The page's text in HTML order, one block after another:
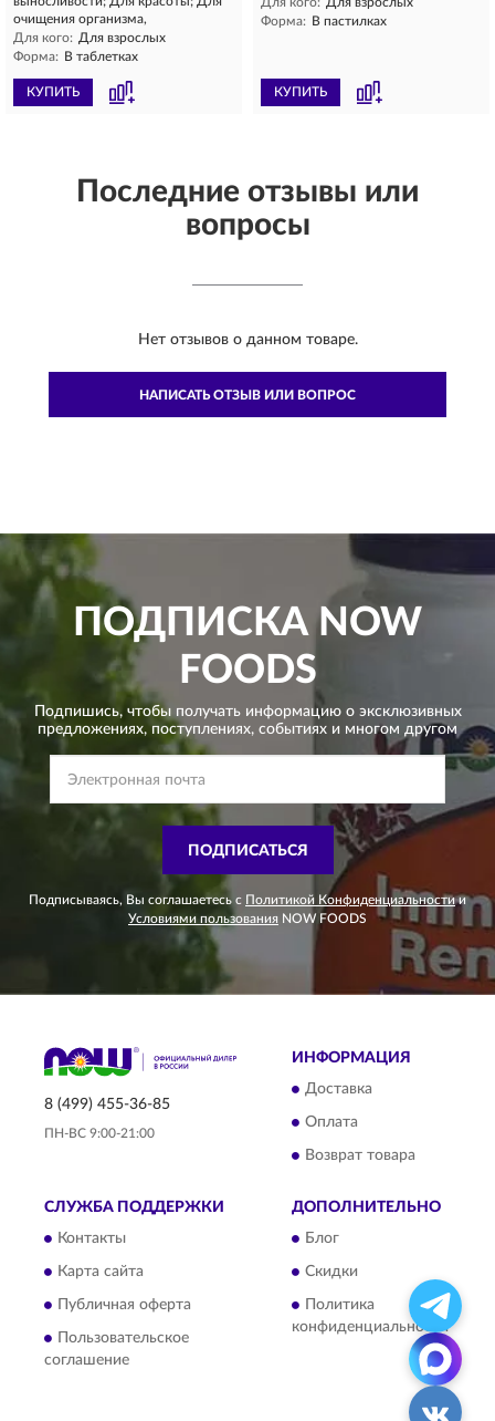
очищения организма,
Для кого: Для взрослых
Форма: В таблетках
КУПИТЬ
Форма: В пастилках
КУПИТЬ
Последние отзывы или
вопросы
Нет отзывов о данном товаре.
НАПИСАТЬ ОТЗЫВ ИЛИ ВОПРОС
ПОДПИСКАNOW
FOODS
Подпишись, чтобы получать информацию о эксклюзивных
предложениях, поступлениях, событиях и многом другом
ПОДПИСАТЬСЯ
Подписываясь, Вы соглашаетесь с Политикой Конфиденциальности и
Условиями пользования NOW FOODS
8 (499) 455-36-85
ПН-ВС 9:00-21:00
ИНФОРМАЦИЯ
Доставка
Оплата
Возврат товара
СЛУЖБА ПОДДЕРЖКИ
Контакты
Карта сайта
Публичная оферта
Пользовательское
соглашение
ДОПОЛНИТЕЛЬНО
Блог
Скидки
Политика
конфиденциальности